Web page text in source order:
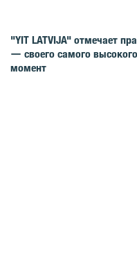
"YIT LATVIJA" отмечает
— своего самого
момент